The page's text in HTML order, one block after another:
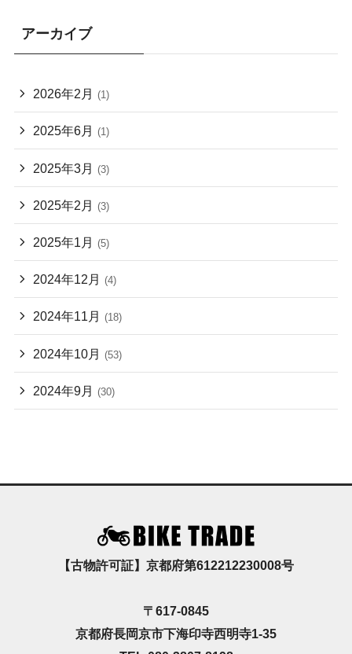
アーカイブ
2026年2月 (1)
2025年6月 (1)
2025年3月 (3)
2025年2月 (3)
2025年1月 (5)
2024年12月 (4)
2024年11月 (18)
2024年10月 (53)
2024年9月 (30)
【古物許可証】京都府第612212230008号
〒617-0845
京都府長岡京市下海印寺西明寺1-35